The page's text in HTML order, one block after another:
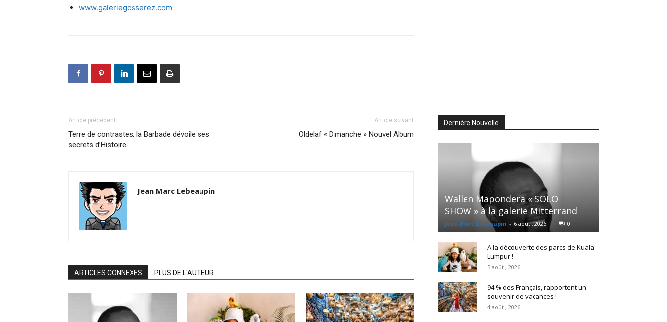
www.galeriegosserez.com
Article précédent
Terre de contrastes, la Barbade dévoile ses
secrets d’Histoire
Article suivant
Oldelaf « Dimanche » Nouvel Album
Jean Marc Lebeaupin
ARTICLES CONNEXES PLUS DE L'AUTEUR
Dernière Nouvelle
Wallen Mapondera « SOLO
SHOW » à la galerie Mitterrand
Jean Marc Lebeaupin - 6 août , 2026 0
A la découverte des parcs de Kuala
Lumpur !
5 août , 2026
94 % des Français, rapportent un
souvenir de vacances !
4 août , 2026